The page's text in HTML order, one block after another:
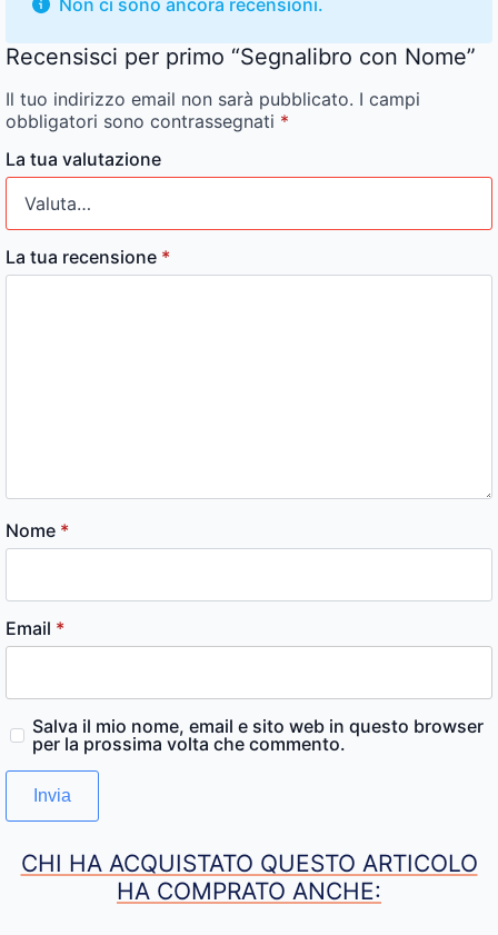
Non ci sono ancora recensioni.
Recensisci per primo “Segnalibro con Nome”
Il tuo indirizzo email non sarà pubblicato. I campi
obbligatori sono contrassegnati *
La tua valutazione
La tua recensione *
Nome *
Email *
Salva il mio nome, email e sito web in questo browser
per la prossima volta che commento.
CHI HA ACQUISTATO QUESTO ARTICOLO
HA COMPRATO ANCHE: